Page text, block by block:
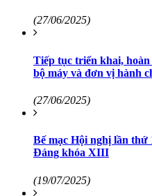
(27/06/2025)
Tiếp tục triển khai,
bộ máy và đơn vị hành
(27/06/2025)
Bế mạc Hội nghị lần
Đảng khóa XIII
(19/07/2025)